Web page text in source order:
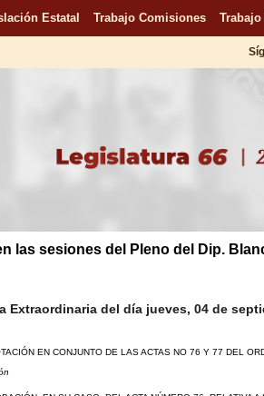
Estatal Trabajo Comisiones
las sesiones del Pleno del Dip.
Extraordinaria del día jueves, 04 de
EN CONJUNTO DE LAS ACTAS NO 76 Y 77 DEL